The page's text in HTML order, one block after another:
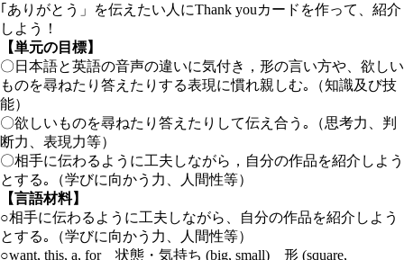
｢ありがとう」を伝えたい人にThank youカードを作って、紹介
しよう！
【単元の目標】
〇日本語と英語の音声の違いに気付き，形の言い方や、欲しい
ものを尋ねたり答えたりする表現に慣れ親しむ｡（知識及び技
能）
〇欲しいものを尋ねたり答えたりして伝え合う｡（思考力、判
断力、表現力等）
〇相手に伝わるように工夫しながら，自分の作品を紹介しよう
とする｡（学びに向かう力、人間性等）
【言語材料】
○相手に伝わるように工夫しながら、自分の作品を紹介しよう
とする｡（学びに向かう力、人間性等）
○want, this, a, for 状態・気持ち (big, small) 形 (square,